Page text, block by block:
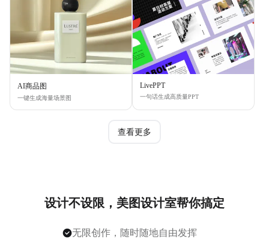
AI商品图
一键生成海量场景图
LivePPT
一句话生成高质量PPT
查看更多
设计不设限，美图设计室帮你搞定
无限创作，随时随地自由发挥